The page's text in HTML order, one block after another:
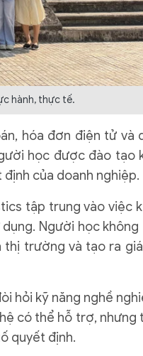
hành, thực tế.
hóa đơn điện tử và
học được đào tạo
của doanh nghiệp.
tập trung vào việc
Người học không
thị trường và tạo ra
hỏi kỹ năng nghề
có thể hỗ trợ, nhưng
quyết định.